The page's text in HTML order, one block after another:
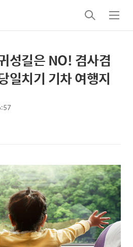
검
색
메
뉴
성길은 NO! 겸사겸
일치기 기차 여행지